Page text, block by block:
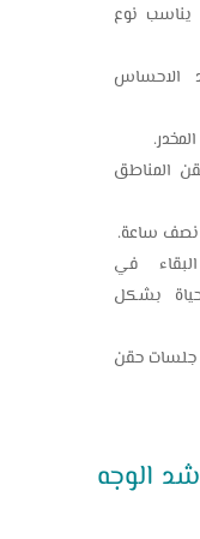
يناسب نوع
الاحساس
المناطق
نصف ساعة.
في
بشكل
جلسات حقن
الوجه